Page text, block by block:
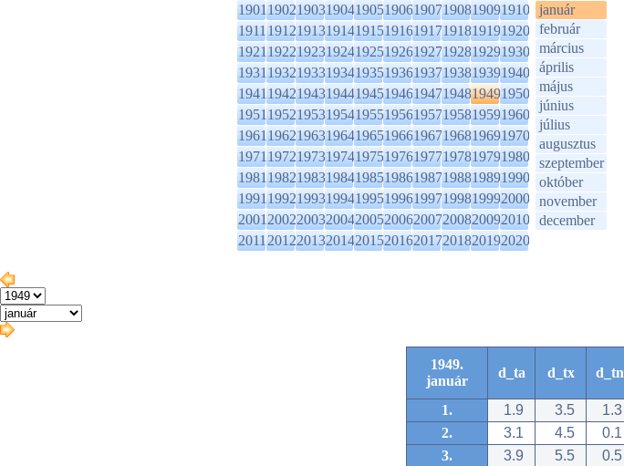
1901190219031904190519061907190819091910
1911191219131914191519161917191819191920
1921192219231924192519261927192819291930
1931193219331934193519361937193819391940
1941194219431944194519461947194819491950
1951195219531954195519561957195819591960
1961196219631964196519661967196819691970
1971197219731974197519761977197819791980
1981198219831984198519861987198819891990
1991199219931994199519961997199819992000
2001200220032004200520062007200820092010
2011201220132014201520162017201820192020
január
február
március
április
május
június
július
augusztus
szeptember
október
november
december
1949.
január
d_ta d_tx d_tn
1. 1.9 3.5 1.3
2.
3.1 4.5 0.1
3.
3.9 5.5 0.5